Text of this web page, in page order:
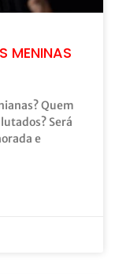
MENINAS
Quem
Será
e